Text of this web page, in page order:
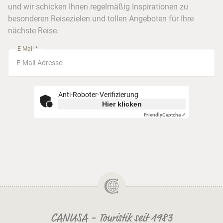
Busreisen
Stuttgart
und wir schicken Ihnen regelmäßig Inspirationen zu
besonderen Reisezielen und tollen Angeboten für Ihre
nächste Reise.
E-Mail *
Anti-Roboter-Verifizierung
Hier klicken
FriendlyCaptcha ⇗
CANUSA - Touristik seit 1983